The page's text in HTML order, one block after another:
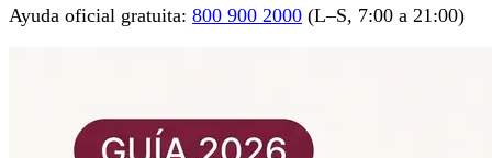
Ayuda oficial gratuita: 800 900 2000 (L–S, 7:00 a 21:00)